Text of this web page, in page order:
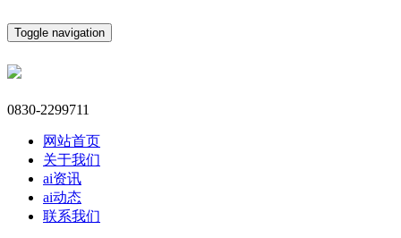
Toggle navigation
0830-2299711
网站首页
关于我们
ai资讯
ai动态
联系我们